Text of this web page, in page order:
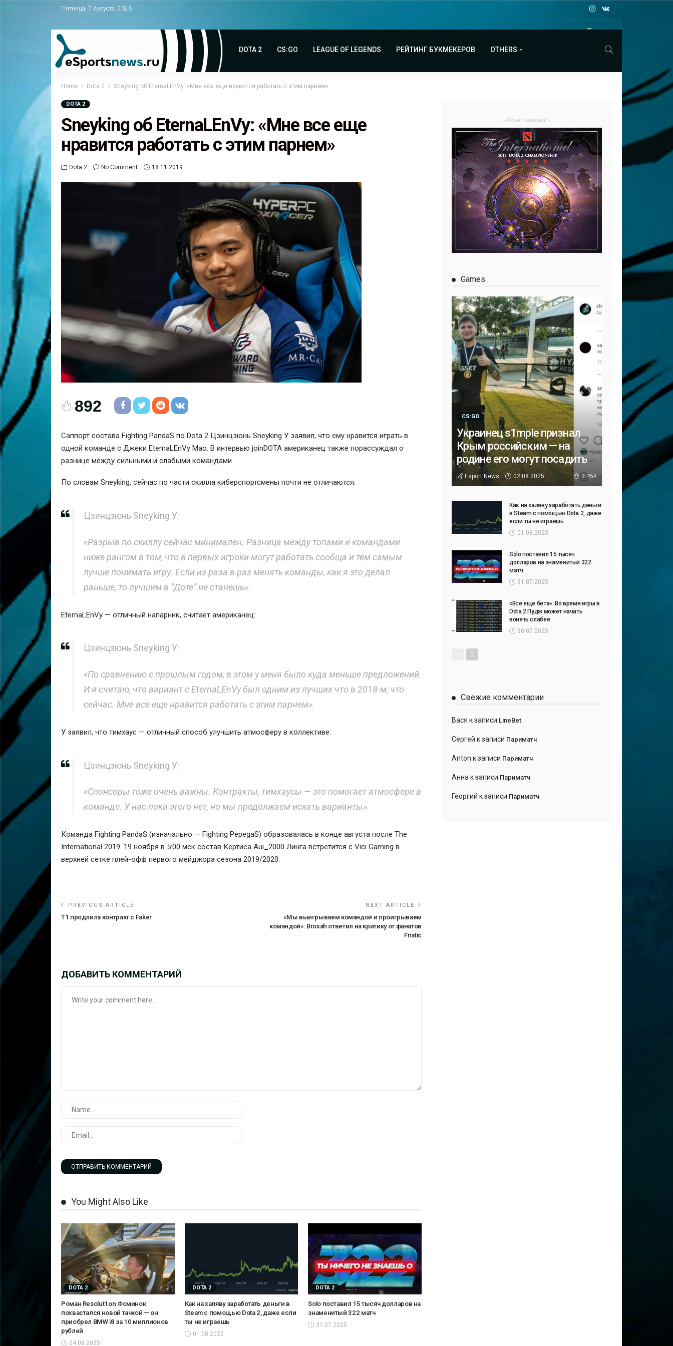
Пятница, 7 Августа, 2026
Все
DOTA 2 CS:GO LEAGUE OF LEGENDS РЕЙТИНГ БУКМЕКЕРОВ OTHERS
Home Dota 2 Sneyking об EternaLEnVy: «Мне все еще нравится работать с этим парнем»
DOTA 2
Sneyking об EternaLEnVy: «Мне все еще
нравится работать с этим парнем»
Dota 2 No Comment 18.11.2019
892
Саппорт состава Fighting PandaS по Dota 2 Цзинцзюнь Sneyking У заявил, что ему нравится играть в
одной команде с Джеки EternaLEnVy Мао . В интервью joinDOTA американец также порассуждал о
разнице между сильными и слабыми командами.
По словам Sneyking, сейчас по части скилла киберспортсмены почти не отличаются:
Цзинцзюнь Sneyking У:
«Разрыв по скиллу сейчас минимален. Разница между топами и командами
ниже рангом в том, что в первых игроки могут работать сообща и тем самым
лучше понимать игру. Если из раза в раз менять команды, как я это делал
раньше, то лучшим в “Доте” не станешь».
EternaLEnVy — отличный напарник, считает американец:
Цзинцзюнь Sneyking У:
«По сравнению с прошлым годом, в этом у меня было куда меньше предложений.
И я считаю, что вариант с EternaLEnVy был одним из лучших что в 2018-м, что
сейчас. Мне все еще нравится работать с этим парнем».
У заявил, что тимхаус — отличный способ улучшить атмосферу в коллективе:
Цзинцзюнь Sneyking У:
«Спонсоры тоже очень важны. Контракты, тимхаусы — это помогает атмосфере в
команде. У нас пока этого нет, но мы продолжаем искать варианты».
Команда Fighting PandaS (изначально — Fighting PepegaS) образовалась в конце августа после The
International 2019. 19 ноября в 5:00 мск состав Кёртиса Aui_2000 Линга встретится с Vici Gaming в
верхней сетке плей-офф первого мейджора сезона 2019/2020.
PREVIOUS ARTICLE
T1 продлила контракт с Faker
NEXT ARTICLE
«Мы выигрываем командой и проигрываем
командой». Broxah ответил на критику от фанатов
Fnatic
ДОБАВИТЬ КОММЕНТАРИЙ
You Might Also Like
DOTA 2
Роман Resolut1on Фоминок
похвастался новой тачкой — он
приобрел BMW i8 за 10 миллионов
рублей
04.08.2025
DOTA 2
Как на халяву заработать деньги в
Steam с помощью Dota 2, даже если
ты не играешь
01.08.2025
DOTA 2
Solo поставил 15 тысяч долларов на
знаменитый 322 матч
31.07.2025
- Advertisement -
Games
CS:GO
Украинец s1mple признал
Крым российским — на
родине его могут посадить
Esport News 02.08.2025 3.45K
Как на халяву заработать деньги
в Steam с помощью Dota 2, даже
если ты не играешь
01.08.2025
Solo поставил 15 тысяч
долларов на знаменитый 322
матч
31.07.2025
«Все еще бета». Во время игры в
Dota 2 Пудж может начать
вонять слабее
30.07.2025
Свежие комментарии
Вася к записи LineBet
Сергей к записи Париматч
Anton к записи Париматч
Анна к записи Париматч
Георгий к записи Париматч